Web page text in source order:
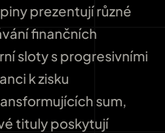
prezentují různé
finančních
sloty s progresivními
k zisku
sum,
tituly poskytují